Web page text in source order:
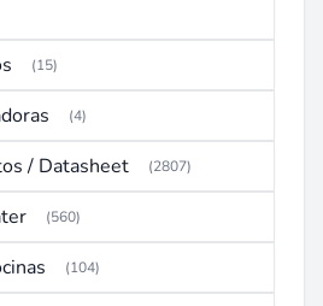
(15)
(4)
/ Datasheet (2807)
(560)
(104)